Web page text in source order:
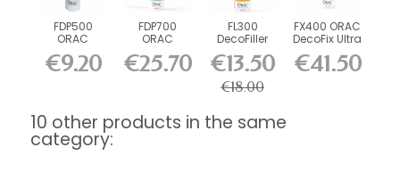
FDP500
ORAC
DecoFix Pro
310 ml
€9.20
FDP700
ORAC
DecoFix
Power 290
ml
€25.70
FL300
DecoFiller
€13.50
€18.00
FX400 ORAC
DecoFix Ultra
€41.50
10 other products in the same
category: